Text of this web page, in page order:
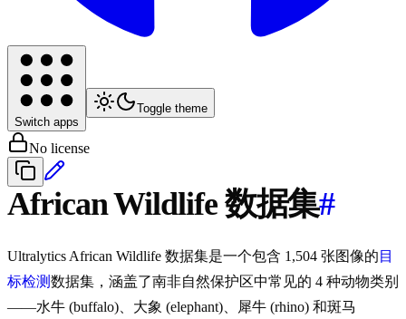
Switch apps
Toggle theme
No license
African Wildlife 数据集#
Ultralytics African Wildlife 数据集是一个包含 1,504 张图像的 目
标检测数据集，涵盖了南非自然保护区中常见的 4 种动物类别
——水牛 (buffalo)、大象 (elephant)、犀牛 (rhino) 和斑马